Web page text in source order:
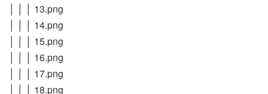
│ │ │ 13.png
│ │ │ 14.png
│ │ │ 15.png
│ │ │ 16.png
│ │ │ 17.png
│ │ │ 18.png